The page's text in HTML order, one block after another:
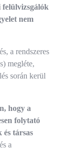
felülvizsgálók
nem
a rendszeres
megléte,
során kerül
hogy a
folytató
és társas
és a